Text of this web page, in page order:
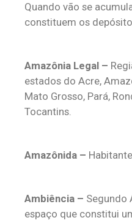
Quando vão se
constituem os
Amazônia Legal –
estados do Acre,
Mato Grosso, Pará,
Tocantins.
Amazônida –
Ambiência – Segundo
espaço que constitui